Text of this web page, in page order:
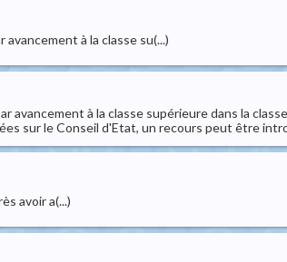
à la classe su(...)
avancement à la classe supérieure dans la
sur le Conseil d'Etat, un recours peut être
avoir a(...)